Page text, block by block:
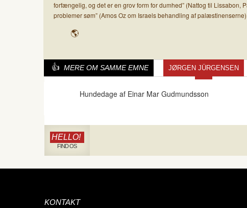
forfængelig, og det er en grov form for dumhed” (Nattog til Lissabon,
problemer søm” (Amos Oz om Israels behandling af
MERE OM SAMME EMNE JØRGEN JÜRGENSEN
Hundedage af Einar Mar Gudmundsson
HELLO!
FIND OS
KONTAKT